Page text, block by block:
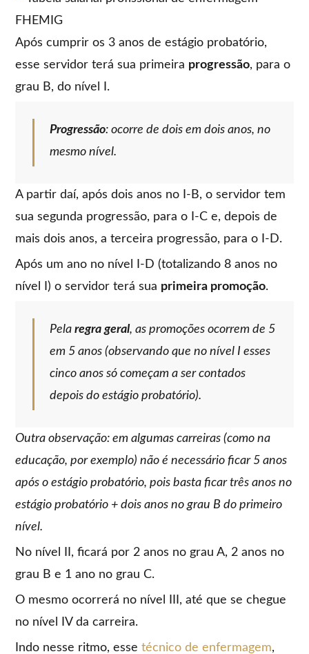
Após cumprir os 3 anos de estágio probatório,
esse servidor terá sua primeira progressão, para o
grau B, do nível I.
Progressão: ocorre de dois em dois anos, no
mesmo nível.
A partir daí, após dois anos no I-B, o servidor tem
sua segunda progressão, para o I-C e, depois de
mais dois anos, a terceira progressão, para o I-D.
Após um ano no nível I-D (totalizando 8 anos no
nível I) o servidor terá sua primeira promoção.
Pelaregra geral, as promoções ocorrem de 5
em 5 anos (observando que no nível I esses
cinco anos só começam a ser contados
depois do estágio probatório).
Outra observação: em algumas carreiras (como na
educação, por exemplo) não é necessário ficar 5 anos
após o estágio probatório, pois basta ficar três anos no
estágio probatório + dois anos no grau B do primeiro
nível.
No nível II, ficará por 2 anos no grau A, 2 anos no
grau B e 1 ano no grau C.
O mesmo ocorrerá no nível III, até que se chegue
no nível IV da carreira.
Indo nesse ritmo, essetécnico de enfermagem,